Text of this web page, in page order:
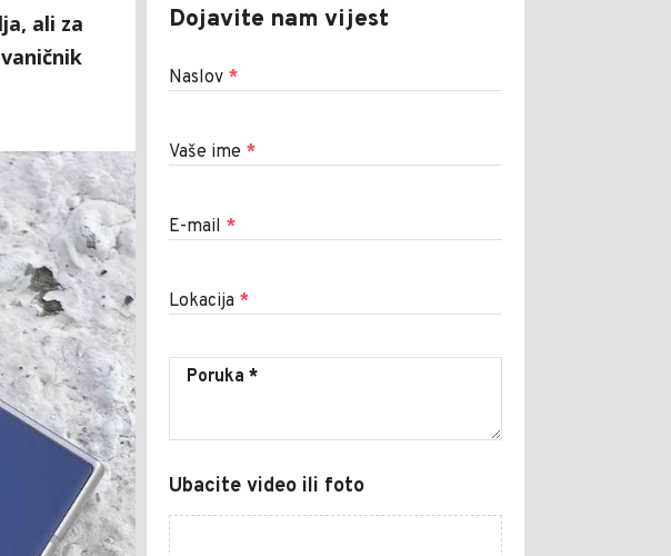
ali za
Dojavite nam vijest
Naslov *
Vaše ime *
E-mail *
Lokacija *
Ubacite video ili foto